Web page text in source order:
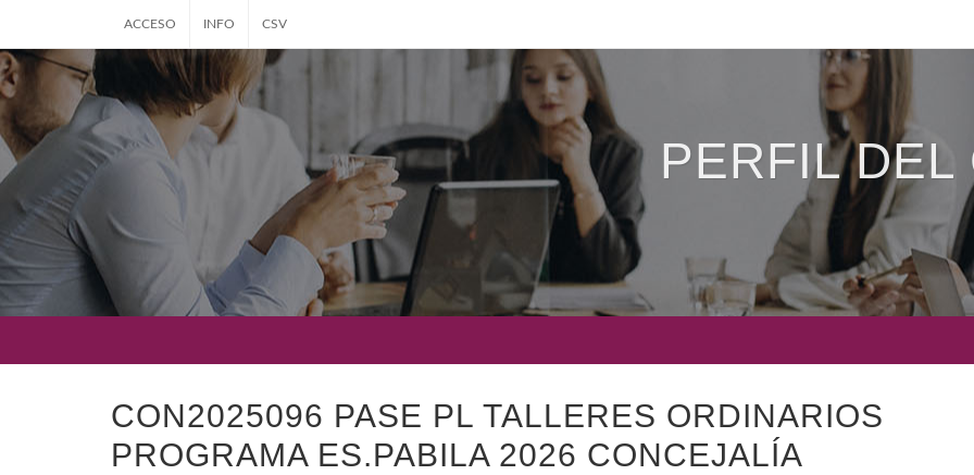
ACCESO INFO CSV
PERFIL DEL
CON2025096 PASE PL TALLERES ORDINARIOS
PROGRAMA ES.PABILA 2026 CONCEJALÍA